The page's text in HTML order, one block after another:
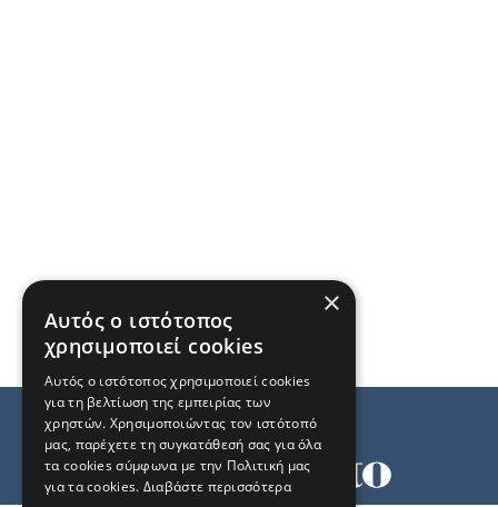
×
Αυτός ο ιστότοπος
χρησιμοποιεί cookies
Αυτός ο ιστότοπος χρησιμοποιεί cookies
για τη βελτίωση της εμπειρίας των
χρηστών. Χρησιμοποιώντας τον ιστότοπό
μας, παρέχετε τη συγκατάθεσή σας για όλα
τα cookies σύμφωνα με την Πολιτική μας
για τα cookies. Διαβάστε περισσότερα